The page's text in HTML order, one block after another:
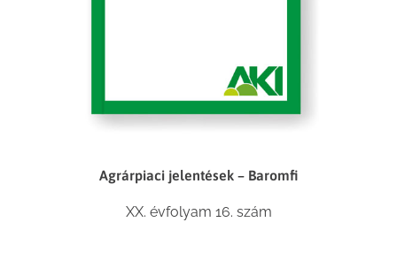
Agrárpiaci jelentések – Baromfi
XX. évfolyam 16. szám